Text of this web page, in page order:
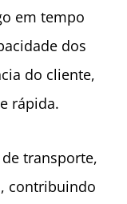
em tempo
dos
do cliente,
rápida.
transporte,
contribuindo